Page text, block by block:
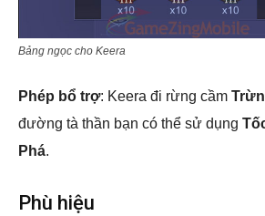
Bảng ngọc cho Keera
Phép bổ trợ: Keera đi rừng cầm
đường tà thần bạn có thể sử dụng
Phá.
Phù hiệu